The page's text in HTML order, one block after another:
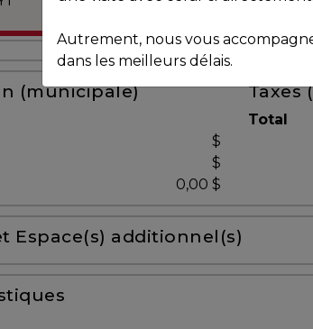
(municipale)
$
$
0,00 $
Taxes
Total
Espace(s) additionnel(s)
Autrement, nous vous
dans les meilleurs délais.